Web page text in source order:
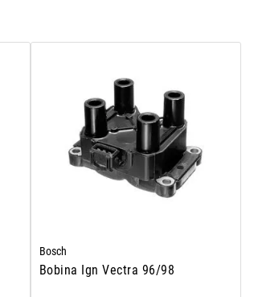
Bosch
Bobina Ign Vectra 96/98